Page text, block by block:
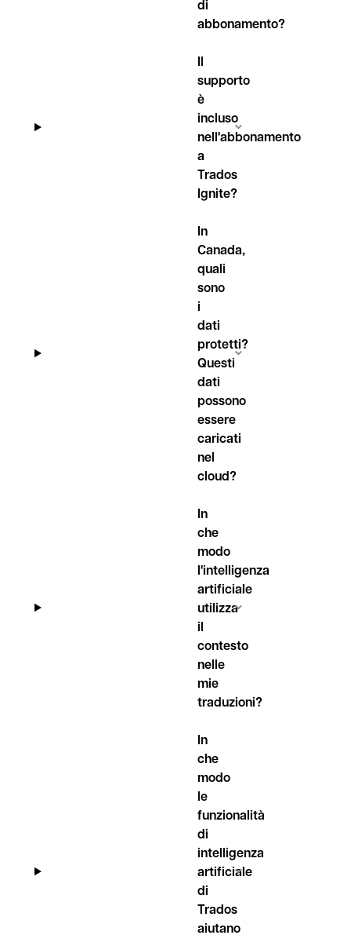
di
abbonamento?
Il
supporto
è
incluso
nell'abbonamento
a
Trados
Ignite?
In
Canada,
quali
sono
i
dati
protetti?
Questi
dati
possono
essere
caricati
nel
cloud?
In
che
modo
l'intelligenza
artificiale
utilizza
il
contesto
nelle
mie
traduzioni?
In
che
modo
le
funzionalità
di
intelligenza
artificiale
di
Trados
aiutano